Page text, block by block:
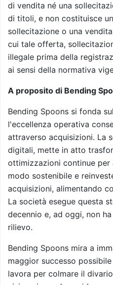
di vendita né una
di titoli, e non costituisce
sollecitazione o una
cui tale offerta,
illegale prima della
ai sensi della normativa
A proposito di Bending
Bending Spoons si fonda
l'eccellenza operativa
attraverso acquisizioni. La
digitali, mette in atto
ottimizzazioni continue
modo sostenibile e
acquisizioni, alimentando
La società esegue questa
decennio e, ad oggi, non
rilievo.
Bending Spoons mira a
maggior successo
lavora per colmare il